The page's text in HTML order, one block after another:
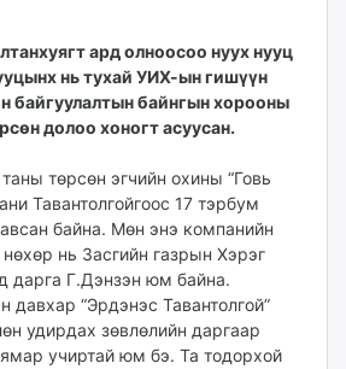
ард олноосоо нуух нууц
нь тухай УИХ-ын гишүүн
байгуулалтын байнгын хорооны
долоо хоногт асуусан.
төрсөн эгчийн охины “Говь
Тавантолгойгоос 17 тэрбум
байна. Мөн энэ компанийн
нь Засгийн газрын Хэрэг
дарга Г.Дэнзэн юм байна.
давхар “Эрдэнэс Тавантолгой”
удирдах зөвлөлийн даргаар
учиртай юм бэ. Та тодорхой